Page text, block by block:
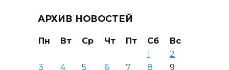
АРХИВ НОВОСТЕЙ
Пн Вт Ср Чт Пт Сб
Вс
1
2
3
4 5 6 7 8
9